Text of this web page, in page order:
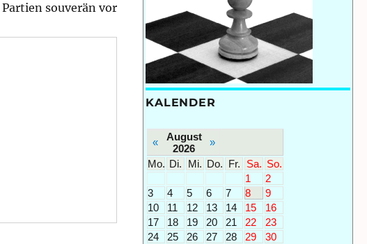
souverän vor
KALENDER
«
August
2026
»
Mo. Di. Mi. Do. Fr. Sa. So.
1
2
3
4 5 6 7 8
9
10
11 12 13 14 15
16
17
18 19 20 21 22
23
24
25 26 27 28 29
30